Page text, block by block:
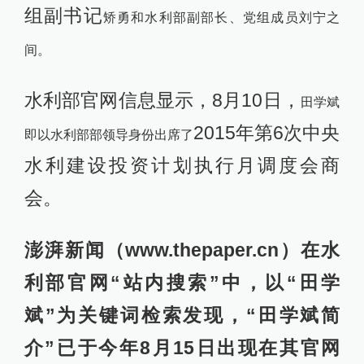
组副书记矫勇和水利部副部长、党组成员刘宁之
间。
水利部官网信息显示，8月10日， 田学斌
即以水利部部领导身份出席了2015年第6次中央
水利建设投资计划执行月调度会商
会。
澎湃新闻（www.thepaper.cn）在水
利部官网“站内搜索”中，以“田学
斌”为关键词检索发现，“田学斌简
介”已于今年8月15日出现在其官网